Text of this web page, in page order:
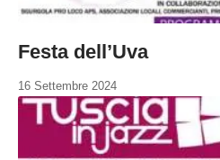
Festa dell’Uva
16 Settembre 2024